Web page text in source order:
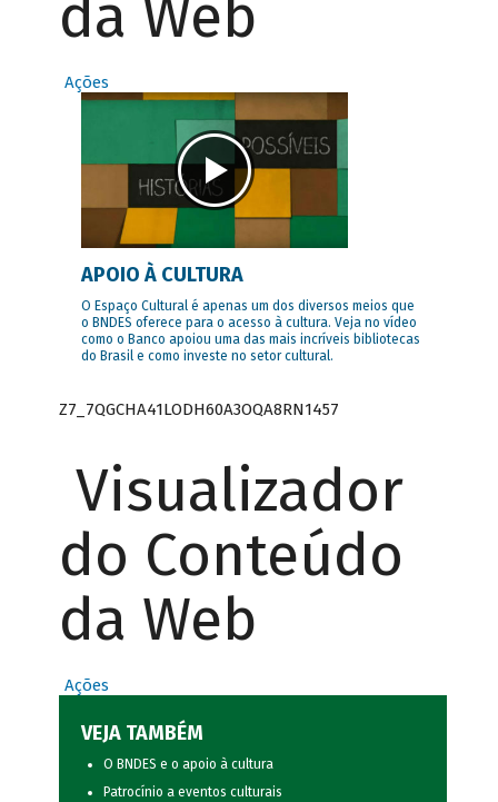
da Web
Ações
APOIO À CULTURA
O Espaço Cultural é apenas um dos diversos meios que
o BNDES oferece para o acesso à cultura. Veja no vídeo
como o Banco apoiou uma das mais incríveis bibliotecas
do Brasil e como investe no setor cultural.
Z7_7QGCHA41LODH60A3OQA8RN1457
Visualizador
do Conteúdo
da Web
Ações
VEJA TAMBÉM
O BNDES e o apoio à cultura
Patrocínio a eventos culturais